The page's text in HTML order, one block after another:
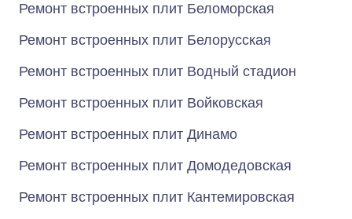
Ремонт встроенных плит Беломорская
Ремонт встроенных плит Белорусская
Ремонт встроенных плит Водный стадион
Ремонт встроенных плит Войковская
Ремонт встроенных плит Динамо
Ремонт встроенных плит Домодедовская
Ремонт встроенных плит Кантемировская